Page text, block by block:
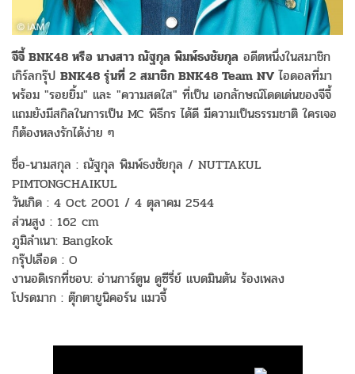
จีจี้ BNK48 หรือ นางสาว ณัฐกุล พิมพ์ธงชัยกุล อดีตหนึ่งในสมาชิก
เกิร์ลกรุ๊ป BNK48 รุ่นที่ 2 สมาชิก BNK48 Team NV ไอดอลที่มา
พร้อม "รอยยิ้ม" และ "ความสดใส" ที่เป็น เอกลักษณ์โดดเด่นของจีจี้
แถมยังมีสกิลในการเป็น MC พิธีกร ได้ดี มีความเป็นธรรมชาติ ใครเจอ
ก็ต้องหลงรักได้ง่าย ๆ
ชื่อ-นามสกุล : ณัฐกุล พิมพ์ธงชัยกุล / NUTTAKUL
PIMTONGCHAIKUL
วันเกิด : 4 Oct 2001 / 4 ตุลาคม 2544
ส่วนสูง : 162 cm
ภูมิลำเนา: Bangkok
กรุ๊ปเลือด : O
งานอดิเรกที่ชอบ: อ่านการ์ตูน ดูซีรี่ย์ แบดมินตัน ร้องเพลง
โปรดมาก : ตุ๊กตายูนิคอร์น แมวจี้